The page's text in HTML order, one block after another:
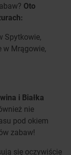
Oto
Spytkowie,
w Mrągowie,
i Białka
nie
pod okiem
zabaw!
się oczywiście